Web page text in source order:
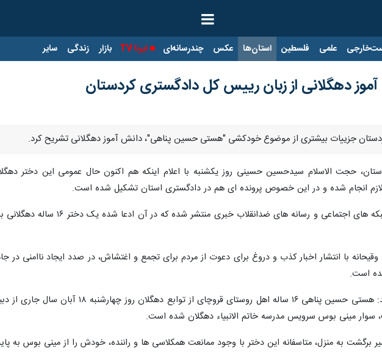
علمی فلسطین استان‌ها عکس چندرسانه‌ای ایرنا TV بازار زندگی سایر
دهگلانی از زبان رییس کل دادگستری کردستان